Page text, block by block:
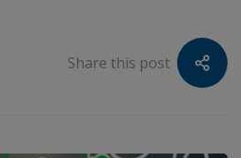
Share this post